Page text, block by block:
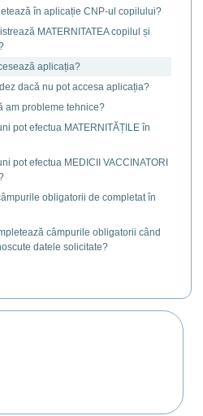
în aplicație CNP-ul copilului?
MATERNITATEA copilul și
aplicația?
dacă nu pot accesa aplicația?
am probleme tehnice?
pot efectua MATERNITĂȚILE în
pot efectua MEDICII VACCINATORI
obligatorii de completat în
câmpurile obligatorii când
datele solicitate?